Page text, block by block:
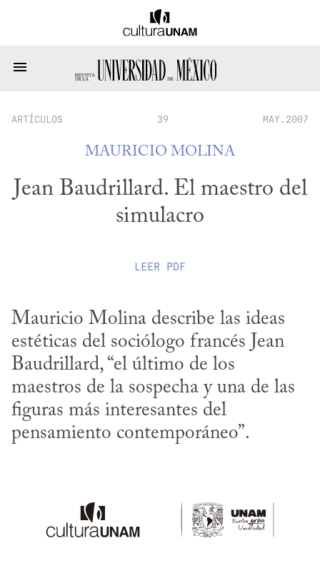
ARTÍCULOS 39 MAY.2007
MAURICIO MOLINA
Jean Baudrillard. El maestro del
simulacro
LEER PDF
Mauricio Molina describe las ideas
estéticas del sociólogo francés Jean
Baudrillard, “el último de los
maestros de la sospecha y una de las
figuras más interesantes del
pensamiento contemporáneo”.